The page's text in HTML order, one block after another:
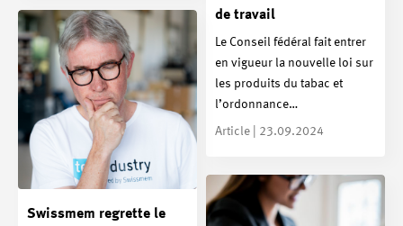
de travail
Le Conseil fédéral fait entrer
en vigueur la nouvelle loi sur
les produits du tabac et
l’ordonnance…
Article | 23.09.2024
Swissmem regrette le